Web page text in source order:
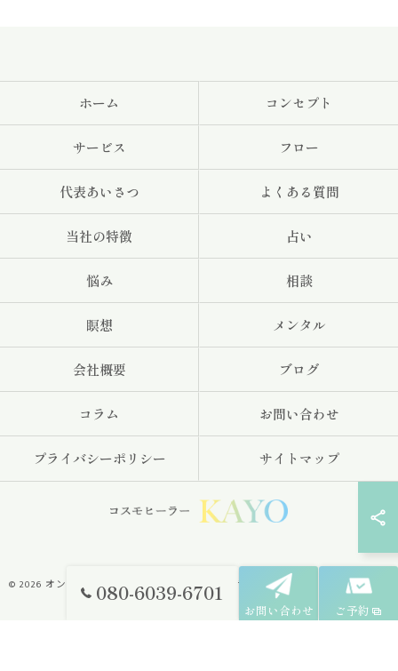
080-6039-6701
お問い合わせ ご予約
ホーム コンセプト
サービス フロー
代表あいさつ よくある質問
当社の特徴 占い
悩み 相談
瞑想 メンタル
会社概要 ブログ
コラム お問い合わせ
プライバシーポリシー サイトマップ
© 2026 オンラインのヒーリングならコスモヒーラーKAYO ALL RIGHTS RESERVED.